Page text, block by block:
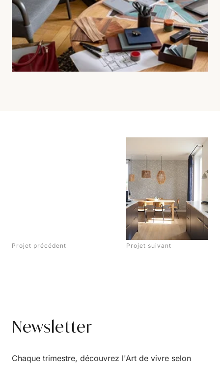
Projet précédent Projet suivant
Newsletter
Chaque trimestre, découvrez l'Art de vivre selon